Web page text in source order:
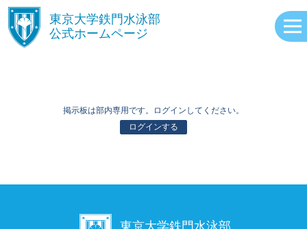
󿾱
東京大学鉄門水泳部
公式ホームページ
ABOUT
掲示板は部内専用です。ログインしてください。
ログインする
東京大学鉄門水泳部